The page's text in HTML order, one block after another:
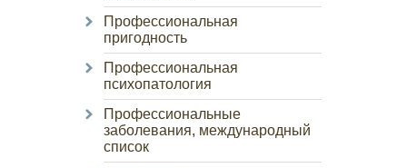
Профессиональная
пригодность
Профессиональная
психопатология
Профессиональные
заболевания, международный
список